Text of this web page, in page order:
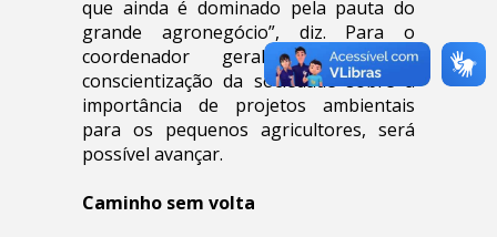
que ainda é dominado pela pauta do
grande agronegócio”, diz. Para o
coordenador geral, através da
conscientização da sociedade sobre a
importância de projetos ambientais
para os pequenos agricultores, será
possível avançar.
Caminho sem volta